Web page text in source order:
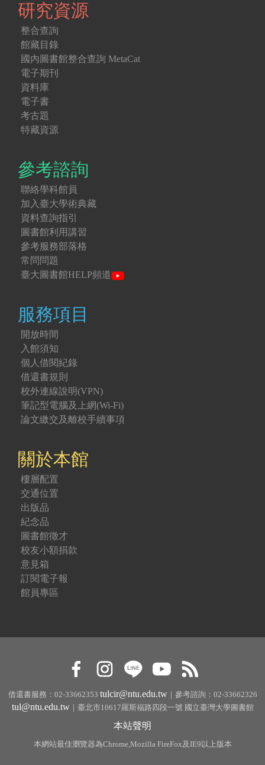
研究資源
整合查詢
館藏目錄
國內圖書館整合查詢 MetaCat
電子期刊
資料庫
電子書
考古題
特藏資源
參考諮詢
聯絡學科館員
加入臺大學術典藏
資料查詢指引
圖書館利用講習
參考服務部落格
常問問題
臺大圖書館HELP頻道
服務項目
開放時間
入館須知
個人借閱紀錄
借還書規則
校外連線說明(VPN)
筆記型電腦及上網(Wi-Fi)
論文繳交及離校手續事項
關於本館
樓層配置
交通位置
出版品
紀念品
圖書館徵才
校友小額捐款
意見箱
訂閱電子報
館員專區
借還書服務：02-33662353 tulcir@ntu.edu.tw｜參考諮詢：02-33662326
tul@ntu.edu.tw｜臺北市10617羅斯福路四段一號 國立臺灣大學圖書館
本站聲明
本網站最佳瀏覽器為Chrome,Mozilla FireFox及IE9以上版本